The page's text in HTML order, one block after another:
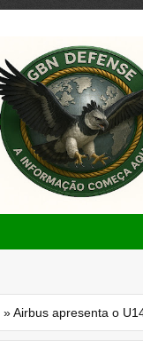
»Airbus apresenta o